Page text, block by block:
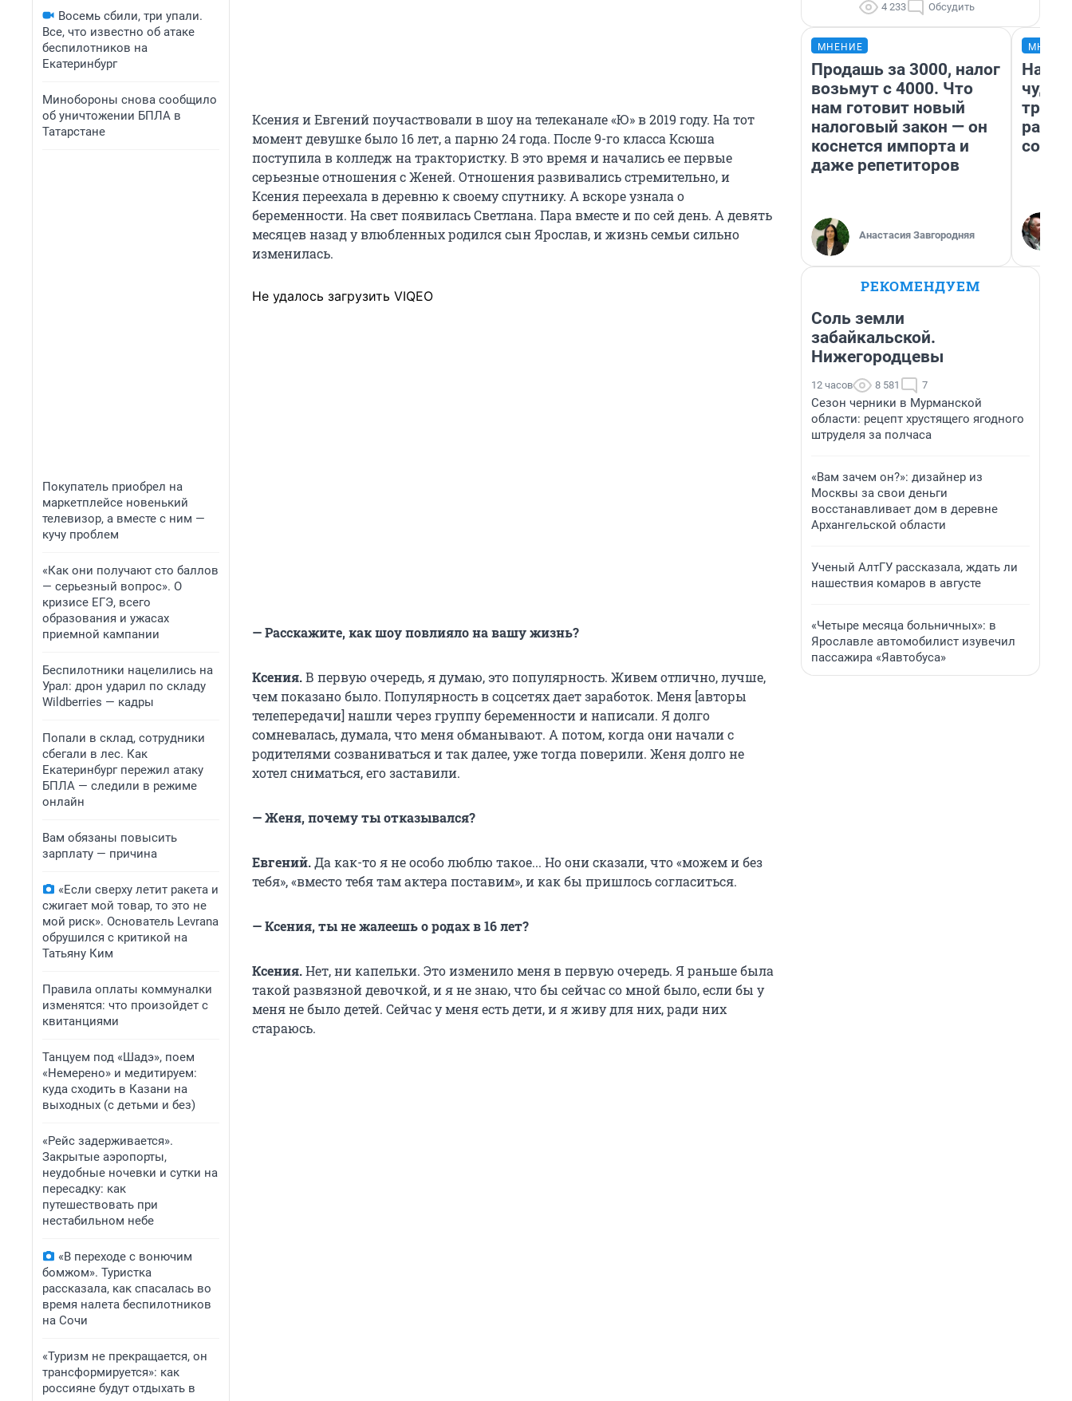
Восемь сбили, три упали.
Все, что известно об атаке
беспилотников на
Екатеринбург
Минобороны снова сообщило
об уничтожении БПЛА в
Татарстане
Покупатель приобрел на
маркетплейсе новенький
телевизор, а вместе с ним —
кучу проблем
«Как они получают сто баллов
— серьезный вопрос». О
кризисе ЕГЭ, всего
образования и ужасах
приемной кампании
Беспилотники нацелились на
Урал: дрон ударил по складу
Wildberries — кадры
Попали в склад, сотрудники
сбегали в лес. Как
Екатеринбург пережил атаку
БПЛА — следили в режиме
онлайн
Вам обязаны повысить
зарплату — причина
«Если сверху летит ракета и
сжигает мой товар, то это не
мой риск». Основатель Levrana
обрушился с критикой на
Татьяну Ким
Правила оплаты коммуналки
изменятся: что произойдет с
квитанциями
Танцуем под «Шадэ», поем
«Немерено» и медитируем:
куда сходить в Казани на
выходных (с детьми и без)
«Рейс задерживается».
Закрытые аэропорты,
неудобные ночевки и сутки на
пересадку: как
путешествовать при
нестабильном небе
«В переходе с вонючим
бомжом». Туристка
рассказала, как спасалась во
время налета беспилотников
на Сочи
«Туризм не прекращается, он
трансформируется»: как
россияне будут отдыхать в
Ксения и Евгений поучаствовали в шоу на телеканале «Ю» в 2019 году. На тот
момент девушке было 16 лет, а парню 24 года. После 9-го класса Ксюша
поступила в колледж на трактористку. В это время и начались ее первые
серьезные отношения с Женей. Отношения развивались стремительно, и
Ксения переехала в деревню к своему спутнику. А вскоре узнала о
беременности. На свет появилась Светлана. Пара вместе и по сей день. А девять
месяцев назад у влюбленных родился сын Ярослав, и жизнь семьи сильно
изменилась.
Не удалось загрузить VIQEO
— Расскажите, как шоу повлияло на вашу жизнь?
Ксения.В первую очередь, я думаю, это популярность. Живем отлично, лучше,
чем показано было. Популярность в соцсетях дает заработок. Меня [авторы
телепередачи] нашли через группу беременности и написали. Я долго
сомневалась, думала, что меня обманывают. А потом, когда они начали с
родителями созваниваться и так далее, уже тогда поверили. Женя долго не
хотел сниматься, его заставили.
— Женя, почему ты отказывался?
Евгений.Да как-то я не особо люблю такое... Но они сказали, что «можем и без
тебя», «вместо тебя там актера поставим», и как бы пришлось согласиться.
— Ксения, ты не жалеешь о родах в 16 лет?
Ксения.Нет, ни капельки. Это изменило меня в первую очередь. Я раньше была
такой развязной девочкой, и я не знаю, что бы сейчас со мной было, если бы у
меня не было детей. Сейчас у меня есть дети, и я живу для них, ради них
стараюсь.
4 233 Обсудить
МНЕНИЕ
Продашь за 3000, налог
возьмут с 4000. Что
нам готовит новый
налоговый закон — он
коснется импорта и
даже репетиторов
Анастасия Завгородняя
РЕКОМЕНДУЕМ
Соль земли
забайкальской.
Нижегородцевы
12 часов 8 581 7
Сезон черники в Мурманской
области: рецепт хрустящего ягодного
штруделя за полчаса
«Вам зачем он?»: дизайнер из
Москвы за свои деньги
восстанавливает дом в деревне
Архангельской области
Ученый АлтГУ рассказала, ждать ли
нашествия комаров в августе
«Четыре месяца больничных»: в
Ярославле автомобилист изувечил
пассажира «Яавтобуса»